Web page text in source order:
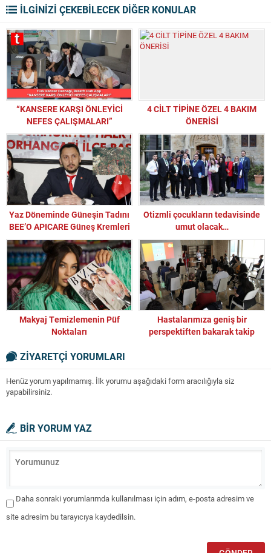
İLGİNİZİ ÇEKEBİLECEK DİĞER KONULAR
“KANSERE KARŞI ÖNLEYİCİ
NEFES ÇALIŞMALARI”
4 CİLT TİPİNE ÖZEL 4 BAKIM
ÖNERİSİ
Yaz Döneminde Güneşin Tadını
BEE’O APICARE Güneş Kremleri
ile Çıkarın!
Otizmli çocukların tedavisinde
umut olacak…
Makyaj Temizlemenin Püf
Noktaları
Hastalarımıza geniş bir
perspektiften bakarak takip
ZİYARETÇİ YORUMLARI
Henüz yorum yapılmamış. İlk yorumu aşağıdaki form aracılığıyla siz
yapabilirsiniz.
BİR YORUM YAZ
Daha sonraki yorumlarımda kullanılması için adım, e-posta adresim ve
site adresim bu tarayıcıya kaydedilsin.